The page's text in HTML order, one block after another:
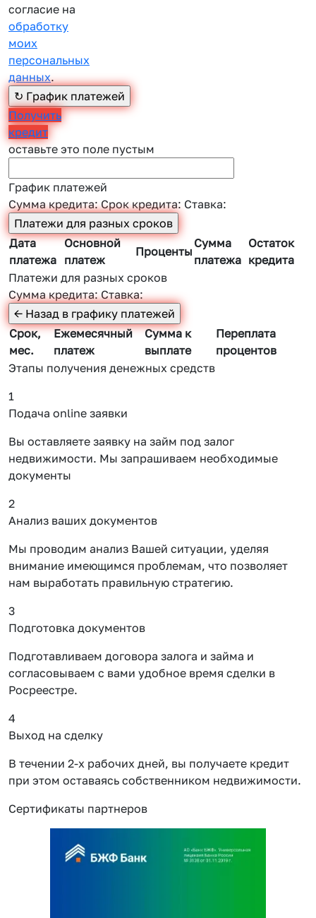
согласие на
обработку
моих
персональных
данных.
Получить
кредит
оставьте это поле пустым
График платежей
Сумма кредита:Срок кредита: Ставка:
Дата
платежа
Основной
платеж
Проценты
Сумма
платежа
Остаток
кредита
Платежи для разных сроков
Сумма кредита:Ставка:
Срок,
мес.
Ежемесячный
платеж
Сумма к
выплате
Переплата
процентов
Этапы получения денежных средств
1
Подача online заявки
Вы оставляете заявку на займ под залог
недвижимости. Мы запрашиваем необходимые
документы
2
Анализ ваших документов
Мы проводим анализ Вашей ситуации, уделяя
внимание имеющимся проблемам, что позволяет
нам выработать правильную стратегию.
3
Подготовка документов
Подготавливаем договора залога и займа и
согласовываем с вами удобное время сделки в
Росреестре.
4
Выход на сделку
В течении 2-х рабочих дней, вы получаете кредит
при этом оставаясь собственником недвижимости.
Сертификаты партнеров